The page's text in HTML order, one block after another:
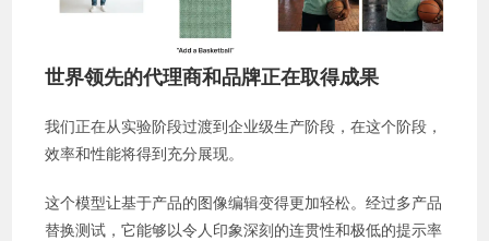
世界领先的代理商和品牌正在取得成果
我们正在从实验阶段过渡到企业级生产阶段，在这个阶段，
效率和性能将得到充分展现。
这个模型让基于产品的图像编辑变得更加轻松。经过多产品
替换测试，它能够以令人印象深刻的连贯性和极低的提示率